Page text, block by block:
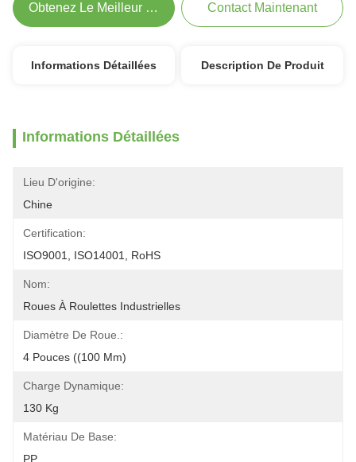
Obtenez Le Meilleur Prix Contact Maintenant
Informations Détaillées Description De Produit
Informations Détaillées
Lieu D'origine:
Chine
Certification:
ISO9001, ISO14001, RoHS
Nom:
Roues À Roulettes Industrielles
Diamètre De Roue.:
4 Pouces ((100 Mm)
Charge Dynamique:
130 Kg
Matériau De Base:
PP